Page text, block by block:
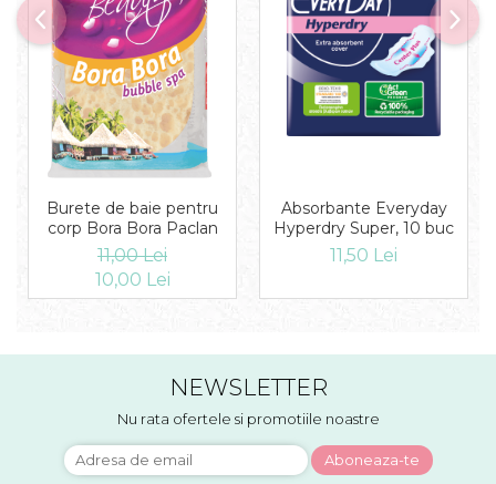
Burete de baie pentru
corp Bora Bora Paclan
11,00 Lei
10,00 Lei
Absorbante Everyday
Hyperdry Super, 10 buc
11,50 Lei
NEWSLETTER
Nu rata ofertele si promotiile noastre